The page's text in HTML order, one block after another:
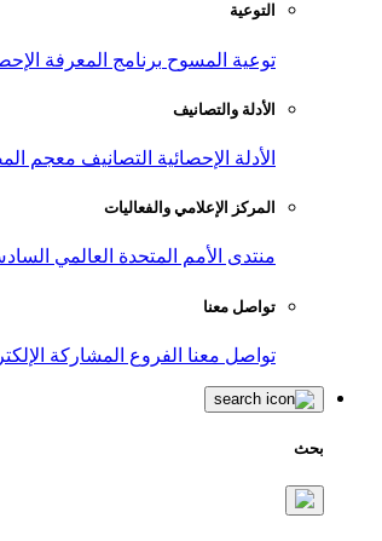
التوعية
توعية المسوح برنامج المعرفة
الأدلة والتصانيف
الأدلة الإحصائية التصانيف معجم
المركز الإعلامي والفعاليات
منتدى الأمم المتحدة العالمي السادس
تواصل معنا
تواصل معنا الفروع المشاركة
بحث